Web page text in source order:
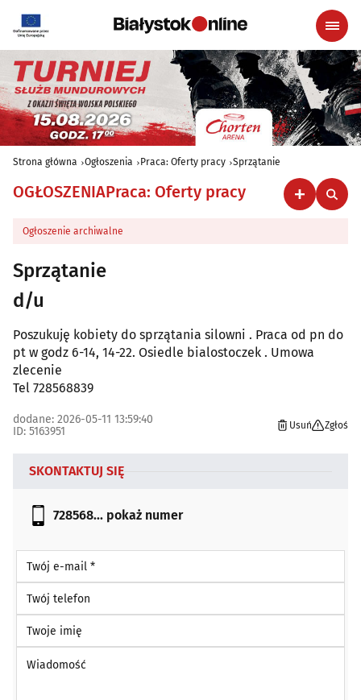
Strona główna Ogłoszenia Praca: Oferty pracy Sprzątanie
OGŁOSZENIAPraca: Oferty pracy
Ogłoszenie archiwalne
Sprzątanie
d/u
Poszukuję kobiety do sprzątania silowni . Praca od pn do
pt w godz 6-14, 14-22. Osiedle bialostoczek . Umowa
zlecenie
Tel 728568839
dodane: 2026-05-11 13:59:40
ID: 5163951
Usuń Zgłoś
SKONTAKTUJ SIĘ
728568... pokaż numer
Twój e-mail *
Twój telefon
Twoje imię